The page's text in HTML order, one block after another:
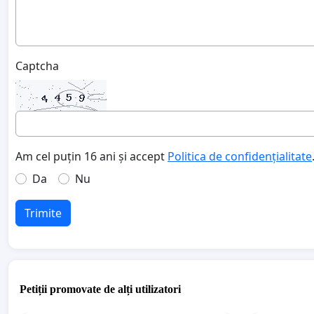
Captcha
Am cel puțin 16 ani și accept Politica de confidențialitate.
Da
Nu
Trimite
Petiții promovate de alți utilizatori